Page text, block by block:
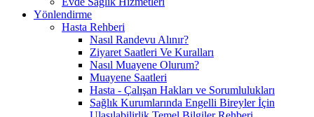
Yönlendirme
Hasta Rehberi
Nasıl Randevu Alınır?
Ziyaret Saatleri Ve Kuralları
Nasıl Muayene Olurum?
Muayene Saatleri
Hasta - Çalışan Hakları ve Sorumlulukları
Sağlık Kurumlarında Engelli Bireyler İçin